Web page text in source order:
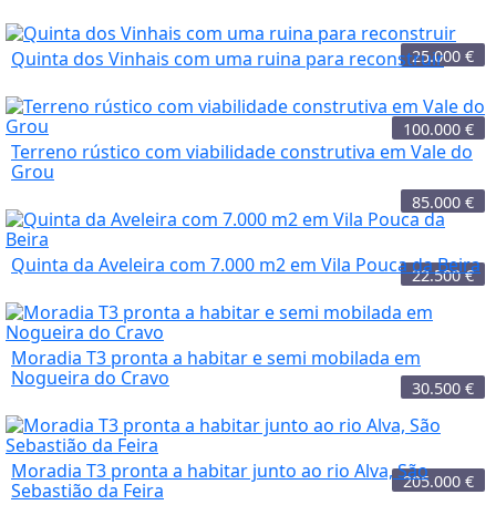
25.000 €
100.000 €
Quinta dos Vinhais com uma ruina para reconstruir
85.000 €
Terreno rústico com viabilidade construtiva em Vale do
Grou
22.500 €
Quinta da Aveleira com 7.000 m2 em Vila Pouca da Beira
30.500 €
Moradia T3 pronta a habitar e semi mobilada em
Nogueira do Cravo
205.000 €
Moradia T3 pronta a habitar junto ao rio Alva, São
Sebastião da Feira